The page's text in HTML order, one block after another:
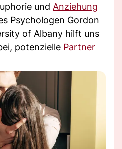
und Anziehung
Psychologen Gordon
of Albany hilft uns
potenzielle Partner